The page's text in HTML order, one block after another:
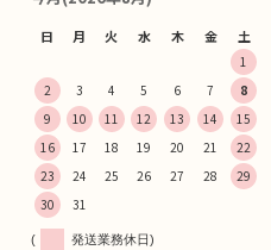
日 月 火 水 木 金 土
1
2
3 4 5 6 7
8
9
10 11 12 13 14
15
16
17 18 19 20 21
22
23
24 25 26 27 28
29
30
31
( 発送業務休日)